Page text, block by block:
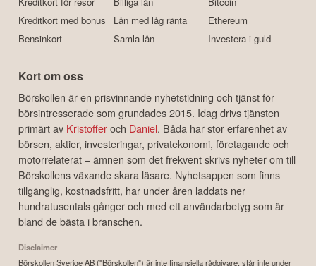
Kreditkort med bonus
Bensinkort
Lån med låg ränta
Samla lån
Ethereum
Investera i guld
Kort om oss
Börskollen är en prisvinnande nyhetstidning och tjänst för
börsintresserade som grundades 2015. Idag drivs tjänsten
primärt av Kristofferoch Daniel. Båda har stor erfarenhet av
börsen, aktier, investeringar, privatekonomi, företagande och
motorrelaterat – ämnen som det frekvent skrivs nyheter om till
Börskollens växande skara läsare. Nyhetsappen som finns
tillgänglig, kostnadsfritt, har under åren laddats ner
hundratusentals gånger och med ett användarbetyg som är
bland de bästa i branschen.
Disclaimer
Börskollen Sverige AB ("Börskollen") är inte finansiella rådgivare, står inte under